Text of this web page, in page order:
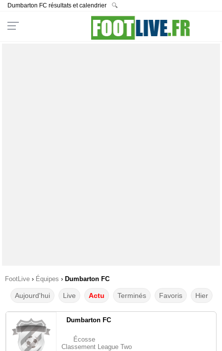
Dumbarton FC résultats et calendrier 🔍
FootLive › Équipes › Dumbarton FC
Aujourd'hui Live Actu Terminés Favoris Hier
Dumbarton FC
Écosse
Classement League Two